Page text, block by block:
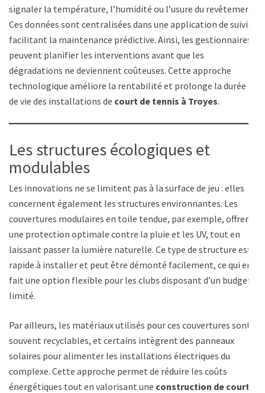
signaler la température, l’humidité ou l’usure du revêtement.
Ces données sont centralisées dans une application de suivi,
facilitant la maintenance prédictive. Ainsi, les gestionnaires
peuvent planifier les interventions avant que les
dégradations ne deviennent coûteuses. Cette approche
technologique améliore la rentabilité et prolonge la durée
de vie des installations de court de tennis à Troyes.
Les structures écologiques et
modulables
Les innovations ne se limitent pas à la surface de jeu : elles
concernent également les structures environnantes. Les
couvertures modulaires en toile tendue, par exemple, offrent
une protection optimale contre la pluie et les UV, tout en
laissant passer la lumière naturelle. Ce type de structure est
rapide à installer et peut être démonté facilement, ce qui en
fait une option flexible pour les clubs disposant d’un budget
limité.
Par ailleurs, les matériaux utilisés pour ces couvertures sont
souvent recyclables, et certains intègrent des panneaux
solaires pour alimenter les installations électriques du
complexe. Cette approche permet de réduire les coûts
énergétiques tout en valorisant une construction de court